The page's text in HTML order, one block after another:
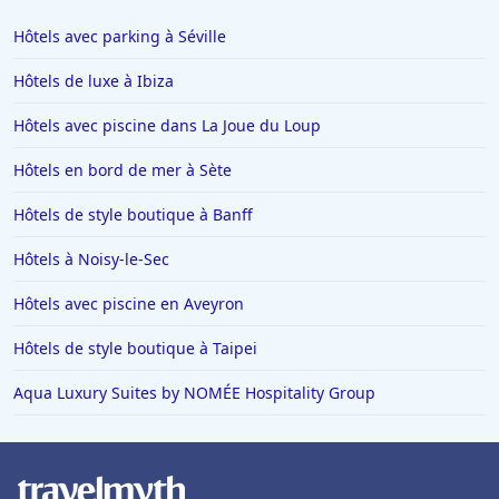
Hôtels à Antibes
Hôtels à Lille
Hôtels à Rome
Hôtels à Villeneuve-Loubet
Hôtels à Trouville-sur-Mer
Hôtels en France
Hôtels à Saint-Cyprien-Plage
Hôtels avec parking à Séville
Hôtels de luxe à Ibiza
Hôtels avec piscine dans La Joue du Loup
Hôtels en bord de mer à Sète
Hôtels de style boutique à Banff
Hôtels à Noisy-le-Sec
Hôtels avec piscine en Aveyron
Hôtels de style boutique à Taipei
Aqua Luxury Suites by NOMÉE Hospitality Group